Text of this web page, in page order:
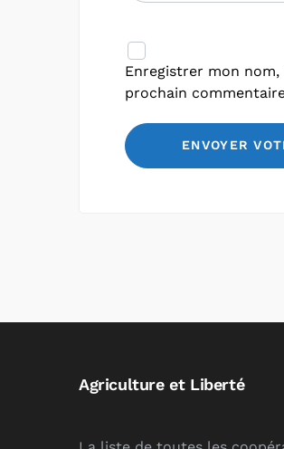
Enregistrer mon
prochain
Agriculture et Liberté